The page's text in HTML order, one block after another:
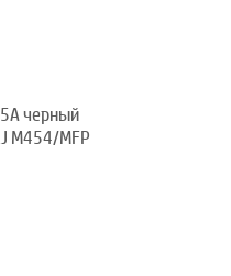
черный
M454/MFP